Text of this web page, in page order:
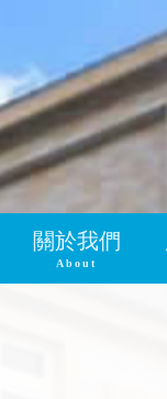
關於我們
About